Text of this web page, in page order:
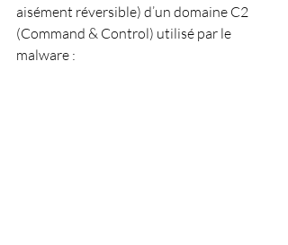
aisément réversible) d’un domaine C2
(Command & Control) utilisé par le
malware :